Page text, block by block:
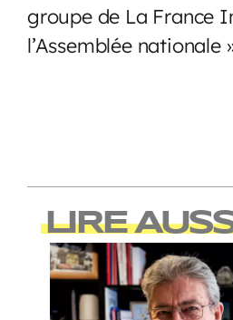
groupe de La France
l’Assemblée nationale
LIRE